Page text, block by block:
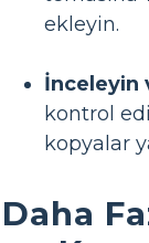
ekleyin.
İnceleyin
kontrol
kopyalar
Daha